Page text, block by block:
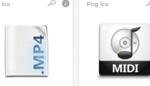
Ico Png Ico